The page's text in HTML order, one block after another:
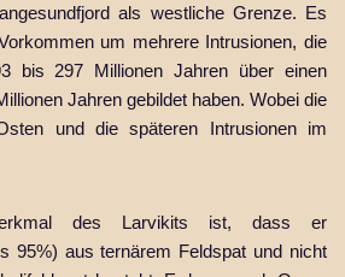
als westliche Grenze. Es
um mehrere Intrusionen, die
bis 297 Millionen Jahren über einen
Jahren gebildet haben. Wobei die
und die späteren Intrusionen im
des Larvikits ist, dass er
95%) aus ternärem Feldspat und nicht